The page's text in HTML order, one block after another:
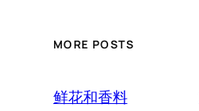
MORE POSTS
鲜花和香料